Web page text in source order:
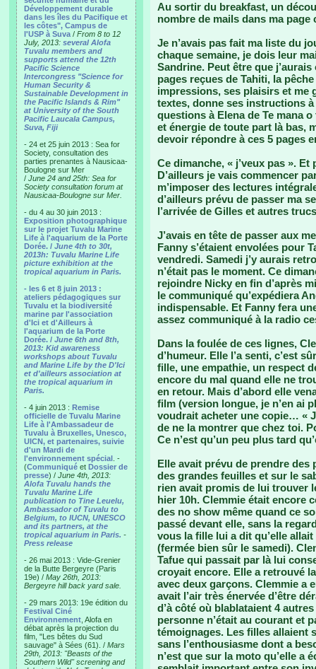
Développement durable
dans les îles du Pacifique et
les côtes", Campus de
l'USP à Suva / From 8 to 12
July, 2013: several Alofa
Tuvalu members and
supports attend the 12th
Pacific Science
Intercongress "Science for
Human Security &
Sustainable Development in
the Pacific Islands & Rim"
at University of the South
Pacific Laucala Campus,
Suva, Fiji
- 24 et 25 juin 2013 : Sea for
Society, consultation des
parties prenantes à Nausicaa-
Boulogne sur Mer
/ June 24 and 25th: Sea for
Society consultation forum at
Nausicaa-Boulogne sur Mer.
- du 4 au 30 juin 2013 :
Exposition photographique
sur le projet Tuvalu Marine
Life à l'aquarium de la Porte
Dorée. / June 4th to 30t,
2013h: Tuvalu Marine Life
picture exhibition at the
tropical aquarium in Paris.
- les 6 et 8 juin 2013 :
ateliers pédagogiques sur
Tuvalu et la biodiversité
marine par l'association
d'Ici et d'Ailleurs à
l'aquarium de la Porte
Dorée. / June 6th and 8th,
2013: Kid awareness
workshops about Tuvalu
and Marine Life by the D'Ici
et d'ailleurs association at
the tropical aquarium in
Paris.
- 4 juin 2013 : Remise
officielle de Tuvalu Marine
Life à l'Ambassadeur de
Tuvalu à Bruxelles, Unesco,
UICN, et partenaires, suivie
d'un Mardi de
l'environnement spécial . -
(Communiqué et Dossier de
presse) / June 4th, 2013:
Alofa Tuvalu hands the
Tuvalu Marine Life
publication to Tine Leuelu,
Ambassador of Tuvalu to
Belgium, to IUCN, UNESCO
and its partners, at the
tropical aquarium in Paris. -
Press release
- 26 mai 2013 : Vide-Grenier
de la Butte Bergeyre (Paris
19e) / May 26th, 2013:
Bergeyre hill back yard sale.
- 29 mars 2013: 19e édition du
Festival Ciné
Environnement , Alofa en
débat après la projection du
film, "Les bêtes du Sud
sauvage" à Sées (61). / Mars
29th, 2013: "Beasts of the
Southern Wild" screening and
Au sortir du breakfast, un
nombre de mails dans ma page
Je n’avais pas fait ma liste du
chaque semaine, je dois leur
Sandrine. Peut être que
pages reçues de Tahiti, la
impressions, ses plaisirs et me
textes, donne ses instructions
questions à Elena de Te mana
et énergie de toute part là bas,
devoir répondre à ces 5 pages
Ce dimanche, « j’veux pas ».
D’ailleurs je vais commencer
m’imposer des lectures
d’ailleurs prévu de passer ma
l’arrivée de Gilles et autres
J’avais en tête de passer aux
Fanny s’étaient envolées pour
vendredi. Samedi j’y aurais
n’était pas le moment. Ce
rejoindre Nicky en fin d’après
le communiqué qu’expédiera
indispensable. Et Fanny fera
assez communiqué à la radio
Dans la foulée de ces lignes,
d’humeur. Elle l’a senti, c’est
fille, une empathie, un respect
encore du mal quand elle ne
en retour. Mais d’abord elle
film (version longue, je n’en ai
voudrait acheter une copie… «
de ne la montrer que chez toi.
Ce n’est qu’un peu plus tard
Elle avait prévu de prendre des
des grandes feuilles et sur le
rien avait promis de lui trouver
hier 10h. Clemmie était encore
des no show même quand ce
passé devant elle, sans la
vous la fille lui a dit qu’elle
(fermée bien sûr le samedi).
Tafue qui passait par là lui
croyait encore. Elle a retrouvé
avec deux garçons. Clemmie a
avait l’air très énervée d’être
d’à côté où blablataient 4
personne n’était au courant et
témoignages. Les filles allaient
sans l’enthousiasme dont a
n’est que sur la moto qu’elle a